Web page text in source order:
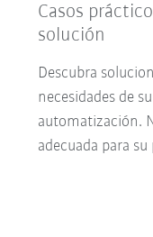
Casos
solución
Descubra
necesidades de
automatización.
adecuada para